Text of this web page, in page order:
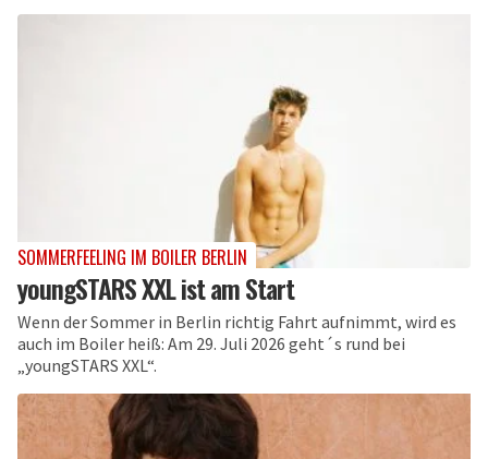
SOMMERFEELING IM BOILER BERLIN
youngSTARS XXL ist am Start
Wenn der Sommer in Berlin richtig Fahrt aufnimmt, wird es
auch im Boiler heiß: Am 29. Juli 2026 geht´s rund bei
„youngSTARS XXL“.